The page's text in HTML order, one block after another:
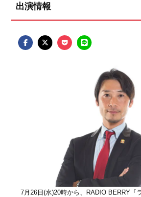
出演情報
7月26日(水)20時から、RADIO BERRY『